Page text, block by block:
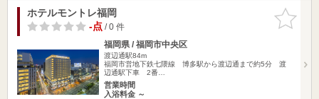
お気に入
りに追加
ホテルモントレ福岡
-点/ 0 件
福岡県 / 福岡市中央区
渡辺通駅84m
福岡市営地下鉄七隈線 博多駅から渡辺通まで約5分 渡
辺通駅下車 2番…
営業時間
入浴料金 ～